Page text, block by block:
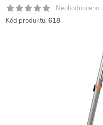
Neohodnoceno
Kód produktu: 618